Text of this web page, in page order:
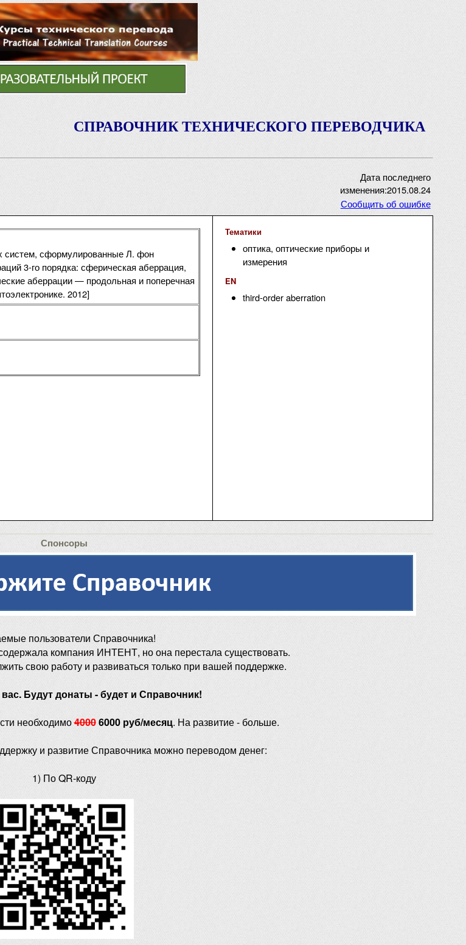
СПРАВОЧНИК ТЕХНИЧЕСКОГО ПЕРЕВОДЧИКА
Дата последнего
изменения:2015.08.24
Сообщить об ошибке
систем, сформулированные Л. фон
3-го порядка: сферическая аберрация,
аберрации — продольная и поперечная
2012]
Тематики
оптика, оптические приборы и
измерения
EN
third-order aberration
Спонсоры
пользователи Справочника!
компания ИНТЕНТ, но она перестала существовать.
свою работу и развиваться только при вашей поддержке.
Будут донаты - будет и Справочник!
необходимо40006000 руб/месяц. На развитие - больше.
и развитие Справочника можно переводом денег:
1) По QR-коду